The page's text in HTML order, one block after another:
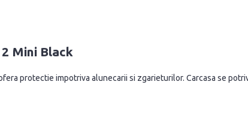
Mini Black
protectie impotriva alunecarii si zgarieturilor. Carcasa se